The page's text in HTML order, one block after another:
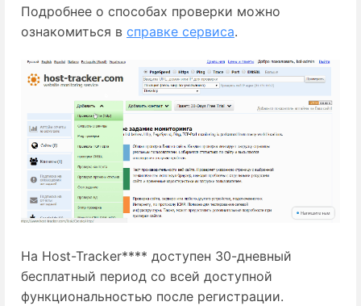
Подробнее о способах проверки можно
ознакомиться в справке сервиса.
На Host-Tracker**** доступен 30-дневный
бесплатный период со всей доступной
функциональностью после регистрации.